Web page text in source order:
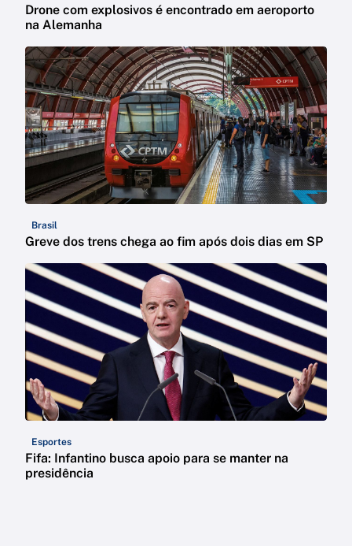
Drone com explosivos é encontrado em aeroporto
na Alemanha
Brasil
Greve dos trens chega ao fim após dois dias em SP
Esportes
Fifa: Infantino busca apoio para se manter na
presidência